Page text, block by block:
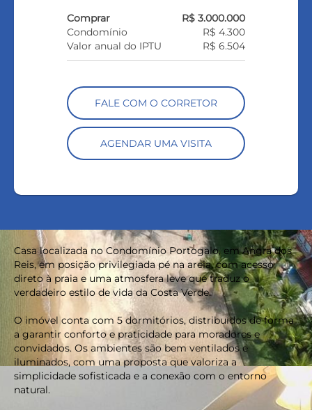
Comprar
R$ 3.000.000
Condomínio
R$ 4.300
Valor anual do IPTU
R$ 6.504
FALE COM O CORRETOR
AGENDAR UMA VISITA
Casa localizada no Condomínio Portogalo, em Angra dos
Reis, em posição privilegiada pé na areia, com acesso
direto à praia e uma atmosfera leve que traduz o
verdadeiro estilo de vida da Costa Verde.
O imóvel conta com 5 dormitórios, distribuídos de forma
a garantir conforto e praticidade para moradores e
convidados. Os ambientes são bem ventilados e
iluminados, com uma proposta que valoriza a
simplicidade sofisticada e a conexão com o entorno
natural.